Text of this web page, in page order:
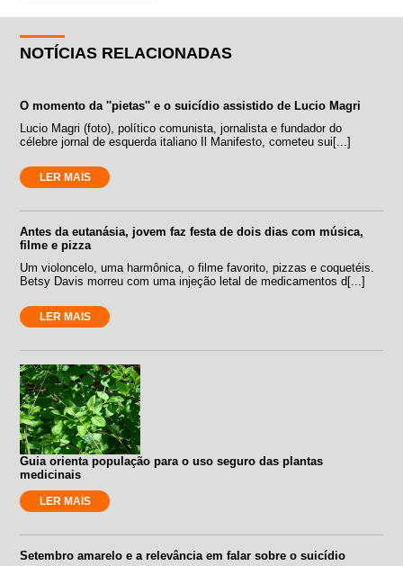
NOTÍCIAS RELACIONADAS
O momento da ''pietas'' e o suicídio assistido de Lucio Magri
Lucio Magri (foto), político comunista, jornalista e fundador do
célebre jornal de esquerda italiano Il Manifesto, cometeu sui[...]
LER MAIS
Antes da eutanásia, jovem faz festa de dois dias com música,
filme e pizza
Um violoncelo, uma harmônica, o filme favorito, pizzas e coquetéis.
Betsy Davis morreu com uma injeção letal de medicamentos d[...]
LER MAIS
Guia orienta população para o uso seguro das plantas
medicinais
LER MAIS
Setembro amarelo e a relevância em falar sobre o suicídio